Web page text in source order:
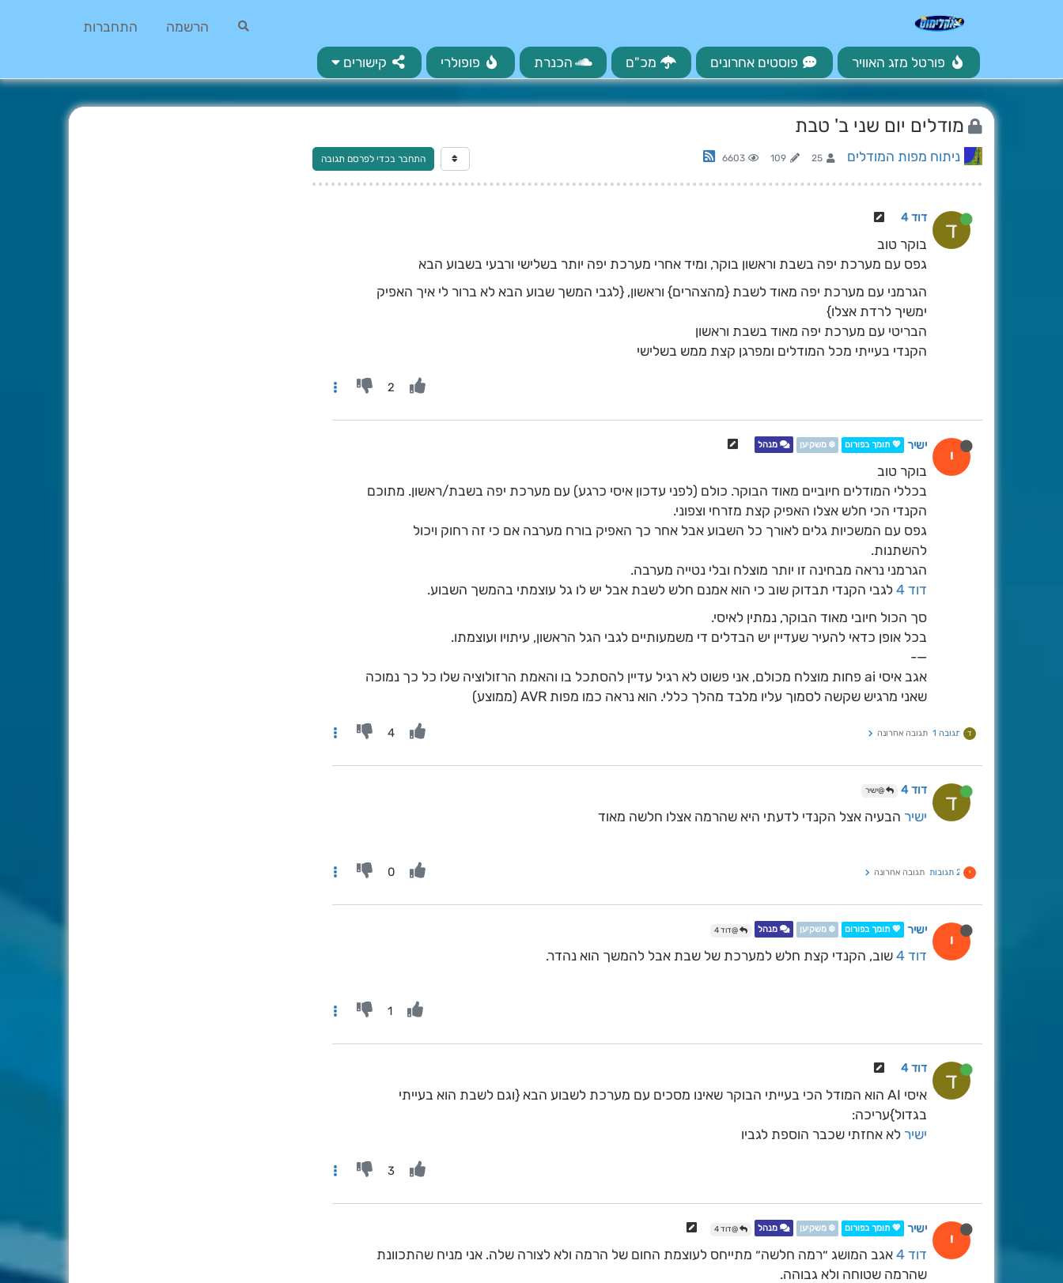
הרשמה התחברות
פורטל מזג האוויר פוסטים אחרונים מכ"ם הכנרת פופולרי קישורים
מודלים יום שני ב' טבת
ניתוח מפות המודלים 25
109
6603 התחבר בכדי לפרסם תגובה
ד דוד 4
בוקר טוב
גפס עם מערכת יפה בשבת וראשון בוקר, ומיד אחרי מערכת יפה יותר בשלישי ורבעי בשבוע הבא
הגרמני עם מערכת יפה מאוד לשבת {מהצהרים} וראשון, {לגבי המשך שבוע הבא לא ברור לי איך האפיק
ימשיך לרדת אצלו}
הבריטי עם מערכת יפה מאוד בשבת וראשון
הקנדי בעייתי מכל המודלים ומפרגן קצת ממש בשלישי
2
י ישיר 💖 תומך בפורום ❄️ משקיען מנהל
בוקר טוב
בכללי המודלים חיוביים מאוד הבוקר. כולם (לפני עדכון איסי כרגע) עם מערכת יפה בשבת/ראשון. מתוכם
הקנדי הכי חלש אצלו האפיק קצת מזרחי וצפוני.
גפס עם המשכיות גלים לאורך כל השבוע אבל אחר כך האפיק בורח מערבה אם כי זה רחוק ויכול
להשתנות.
הגרמני נראה מבחינה זו יותר מוצלח ובלי נטייה מערבה.
דוד 4
לגבי הקנדי תבדוק שוב כי הוא אמנם חלש לשבת אבל יש לו גל עוצמתי בהמשך השבוע.
סך הכול חיובי מאוד הבוקר, נמתין לאיסי.
בכל אופן כדאי להעיר שעדיין יש הבדלים די משמעותיים לגבי הגל הראשון, עיתויו ועוצמתו.
—-
אגב איסי ai פחות מוצלח מכולם, אני פשוט לא רגיל עדיין להסתכל בו והאמת הרזולוציה שלו כל כך נמוכה
שאני מרגיש שקשה לסמוך עליו מלבד מהלך כללי. הוא נראה כמו מפות AVR (ממוצע)
ד תגובה 1 תגובה אחרונה 4
ד דוד 4 @ישיר
ישיר הבעיה אצל הקנדי לדעתי היא שהרמה אצלו חלשה מאוד
י 2 תגובות תגובה אחרונה 0
י ישיר 💖 תומך בפורום ❄️ משקיען מנהל @דוד 4
דוד 4 שוב, הקנדי קצת חלש למערכת של שבת אבל להמשך הוא נהדר.
1
ד דוד 4
איסי AI הוא המודל הכי בעייתי הבוקר שאינו מסכים עם מערכת לשבוע הבא {וגם לשבת הוא בעייתי
בגדול}עריכה:
ישיר לא אחזתי שכבר הוספת לגביו
3
י ישיר 💖 תומך בפורום ❄️ משקיען מנהל @דוד 4
דוד 4
אגב המושג ״רמה חלשה״ מתייחס לעוצמת החום של הרמה ולא לצורה שלה. אני מניח שהתכוונת
שהרמה שטוחה ולא גבוהה.